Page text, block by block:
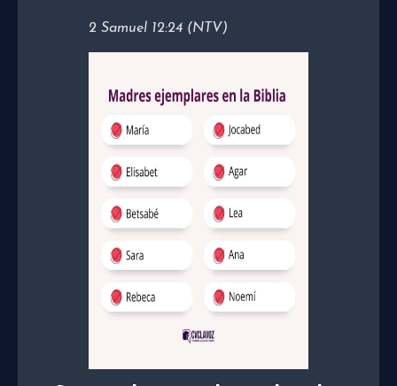
2 Samuel 12:24 (NTV)